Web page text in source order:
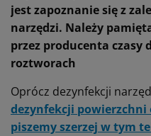
jest zapoznanie się z
narzędzi. Należy
przez producenta czasy
roztworach
Oprócz dezynfekcji
dezynfekcji powierzchni
piszemy szerzej w tym